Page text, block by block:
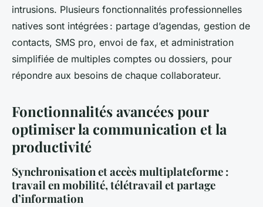
intrusions. Plusieurs fonctionnalités professionnelles
natives sont intégrées : partage d’agendas, gestion de
contacts, SMS pro, envoi de fax, et administration
simplifiée de multiples comptes ou dossiers, pour
répondre aux besoins de chaque collaborateur.
Fonctionnalités avancées pour
optimiser la communication et la
productivité
Synchronisation et accès multiplateforme :
travail en mobilité, télétravail et partage
d’information